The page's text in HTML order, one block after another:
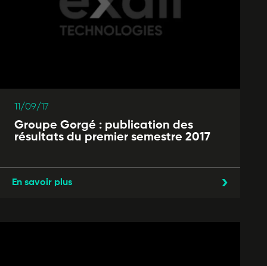
11/09/17
Groupe Gorgé : publication des
résultats du premier semestre 2017
En savoir plus